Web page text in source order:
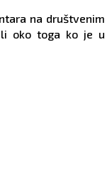
na društvenim
oko toga ko je u